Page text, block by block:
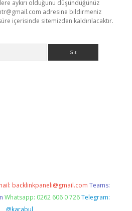
aykırı olduğunu düşündüğünüz
adresine bildirmeniz
içerisinde sitemizden kaldırılacaktır.
backlinkpaneli@gmail.com Teams:
Whatsapp: 0262 606 0 726 Telegram:
@karabul